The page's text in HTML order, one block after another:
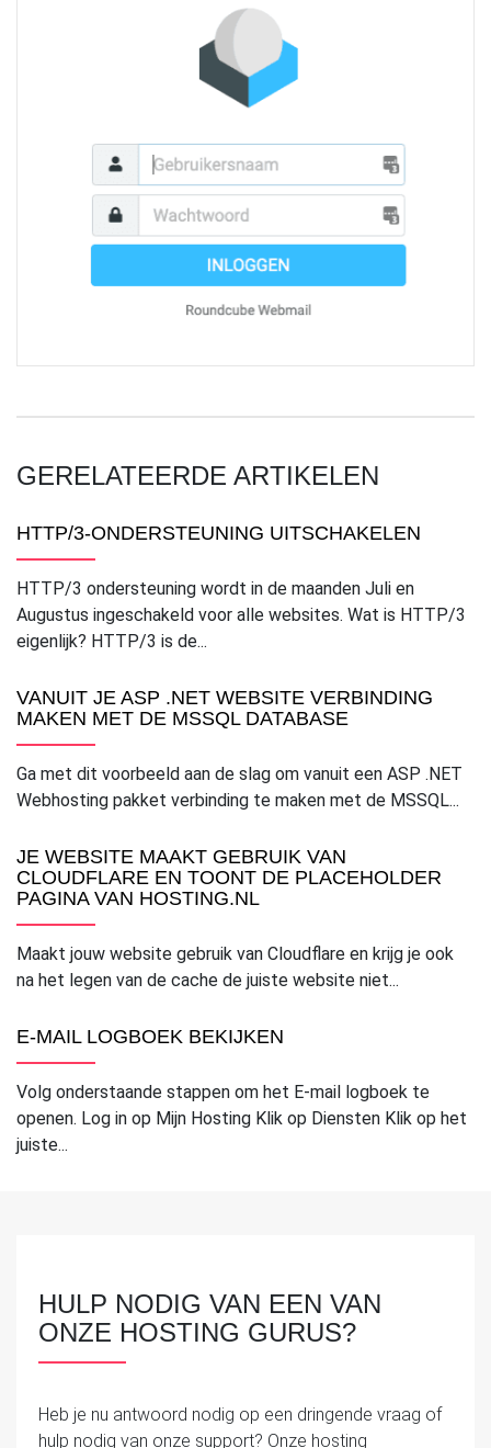
GERELATEERDE ARTIKELEN
HTTP/3-ONDERSTEUNING UITSCHAKELEN
HTTP/3 ondersteuning wordt in de maanden Juli en
Augustus ingeschakeld voor alle websites. Wat is HTTP/3
eigenlijk? HTTP/3 is de...
VANUIT JE ASP .NET WEBSITE VERBINDING
MAKEN MET DE MSSQL DATABASE
Ga met dit voorbeeld aan de slag om vanuit een ASP .NET
Webhosting pakket verbinding te maken met de MSSQL...
JE WEBSITE MAAKT GEBRUIK VAN
CLOUDFLARE EN TOONT DE PLACEHOLDER
PAGINA VAN HOSTING.NL
Maakt jouw website gebruik van Cloudflare en krijg je ook
na het legen van de cache de juiste website niet...
E-MAIL LOGBOEK BEKIJKEN
Volg onderstaande stappen om het E-mail logboek te
openen. Log in op Mijn Hosting Klik op Diensten Klik op het
juiste...
HULP NODIG VAN EEN VAN
ONZE HOSTING GURUS?
Heb je nu antwoord nodig op een dringende vraag of
hulp nodig van onze support? Onze hosting